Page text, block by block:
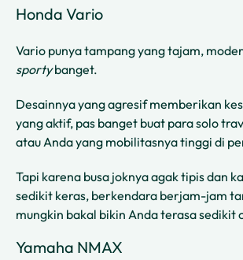
Honda Vario
Vario punya tampang yang tajam,
sportybanget.
Desainnya yang agresif memberikan
yang aktif, pas banget buat para solo
atau Anda yang mobilitasnya tinggi di
Tapi karena busa joknya agak tipis dan
sedikit keras, berkendara berjam-jam
mungkin bakal bikin Anda terasa sedikit
Yamaha NMAX